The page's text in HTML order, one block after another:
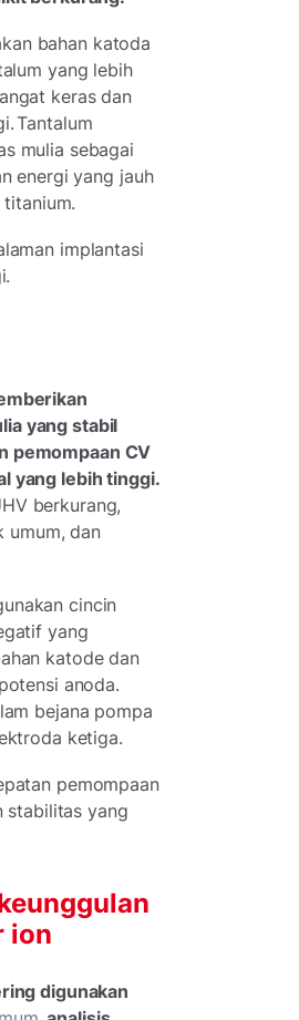
bahan katoda
yang lebih
keras dan
Tantalum
mulia sebagai
energi yang jauh
implantasi
yang stabil
pemompaan CV
yang lebih tinggi.
berkurang,
umum, dan
cincin
yang
katode dan
anoda.
bejana pompa
ketiga.
pemompaan
stabilitas yang
ion
digunakan